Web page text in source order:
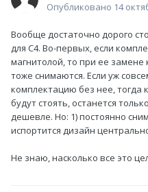
Опубликовано 14
Вообще достаточно дорого
для С4. Во-первых, если
магнитолой, то при ее
тоже снимаются. Если уж
комплектацию без нее,
будут стоять, останется
дешевле. Но: 1) постоянно
испортится дизайн
Не знаю, насколько все это